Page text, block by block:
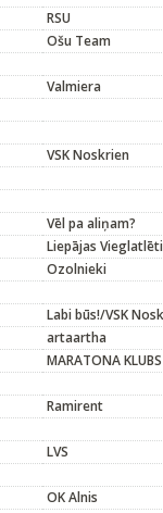
RSU
Ošu Team
Valmiera
VSK Noskrien
Vēl pa aliņam?
Liepājas
Ozolnieki
Labi būs!/VSK
artaartha
MARATONA KLUBS
Ramirent
LVS
OK Alnis